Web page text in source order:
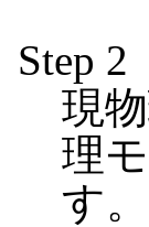
Step
現
理
す。